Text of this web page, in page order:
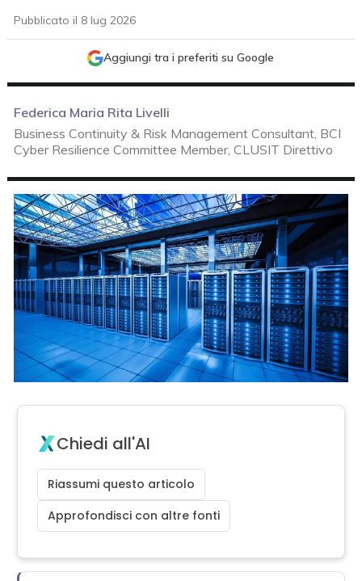
Pubblicato il 8 lug 2026
Aggiungi tra i preferiti su Google
Federica Maria Rita Livelli
Business Continuity & Risk Management Consultant, BCI
Cyber Resilience Committee Member, CLUSIT Direttivo
Chiedi all'AI
Riassumi questo articolo
Approfondisci con altre fonti